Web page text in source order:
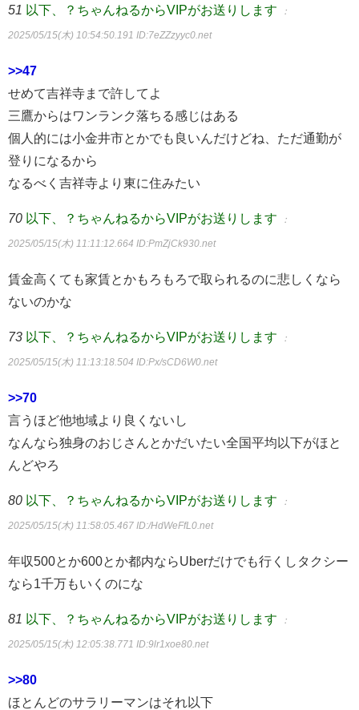
51 以下、？ちゃんねるからVIPがお送りします ：
2025/05/15(木) 10:54:50.191 ID:7eZZzyyc0.net
>>47
せめて吉祥寺まで許してよ
三鷹からはワンランク落ちる感じはある
個人的には小金井市とかでも良いんだけどね、ただ通勤が
登りになるから
なるべく吉祥寺より東に住みたい
70 以下、？ちゃんねるからVIPがお送りします ：
2025/05/15(木) 11:11:12.664 ID:PmZjCk930.net
賃金高くても家賃とかもろもろで取られるのに悲しくなら
ないのかな
73 以下、？ちゃんねるからVIPがお送りします ：
2025/05/15(木) 11:13:18.504 ID:Px/sCD6W0.net
>>70
言うほど他地域より良くないし
なんなら独身のおじさんとかだいたい全国平均以下がほと
んどやろ
80 以下、？ちゃんねるからVIPがお送りします ：
2025/05/15(木) 11:58:05.467 ID:/HdWeFfL0.net
年収500とか600とか都内ならUberだけでも行くしタクシー
なら1千万もいくのにな
81 以下、？ちゃんねるからVIPがお送りします ：
2025/05/15(木) 12:05:38.771 ID:9lr1xoe80.net
>>80
ほとんどのサラリーマンはそれ以下